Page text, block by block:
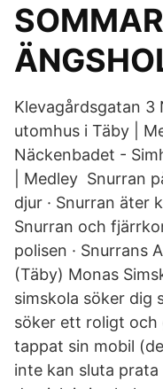
Klevagårdsgatan 3
utomhus i Täby |
Näckenbadet -
| Medley Snurran
djur · Snurran äter
Snurran och
polisen · Snurrans
(Täby) Monas
simskola söker dig
söker ett roligt
tappat sin mobil
inte kan sluta